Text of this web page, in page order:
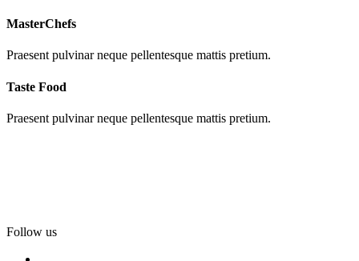
MasterChefs
Praesent pulvinar neque pellentesque mattis pretium.
Taste Food
Praesent pulvinar neque pellentesque mattis pretium.
Follow us